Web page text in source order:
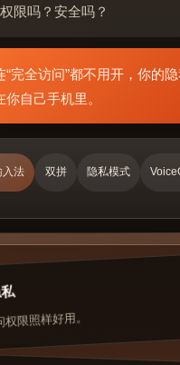
限吗？安全吗？
“完全访问”都不用开，你的
你自己手机里。
入法 双拼 隐私模式
限照样好用。